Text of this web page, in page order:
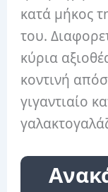
κατά μήκος
του.
κύρια
κοντινή
γιγαντιαίο